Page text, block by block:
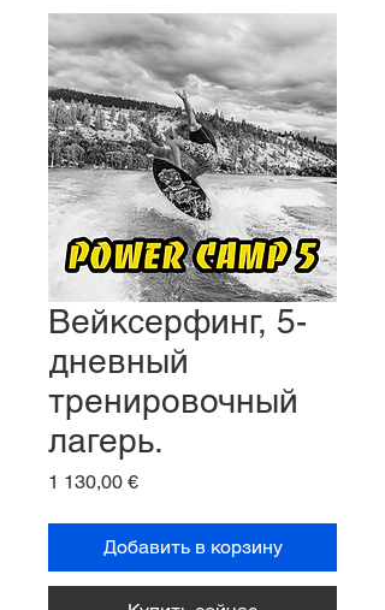
Вейксерфинг, 5-
дневный
тренировочный
лагерь.
1 130,00 €Цена
Добавить в корзину